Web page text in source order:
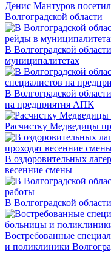
Денис Мантуров
Волгоградской области
В Волгоградской
муниципалитетах
В Волгоградской
на предприятия АПК
Расчистку Медведицы
В оздоровительных
весенние смены
В Волгоградской
Востребованные
и поликлиники